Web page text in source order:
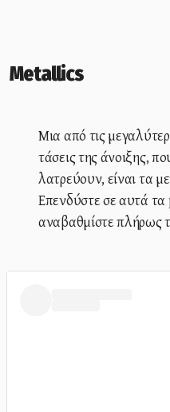
Metallics
Μια από τις
τάσεις της άνοιξης,
λατρεύουν, είναι τα
Επενδύστε σε αυτά
αναβαθμίστε πλήρως